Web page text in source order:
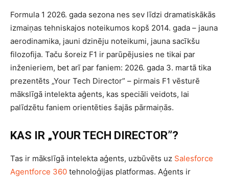
Formula 1 2026. gada sezona nes sev līdzi dramatiskākās
izmaiņas tehniskajos noteikumos kopš 2014. gada – jauna
aerodinamika, jauni dzinēju noteikumi, jauna sacīkšu
filozofija. Taču šoreiz F1 ir parūpējusies ne tikai par
inženieriem, bet arī par faniem: 2026. gada 3. martā tika
prezentēts „Your Tech Director” – pirmais F1 vēsturē
mākslīgā intelekta aģents, kas speciāli veidots, lai
palīdzētu faniem orientēties šajās pārmaiņās.
KAS IR „YOUR TECH DIRECTOR”?
Tas ir mākslīgā intelekta aģents, uzbūvēts uz Salesforce
Agentforce 360 tehnoloģijas platformas. Aģents ir